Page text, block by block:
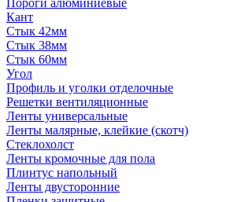
Пороги алюминиевые
Кант
Стык 42мм
Стык 38мм
Стык 60мм
Угол
Профиль и уголки отделочные
Решетки вентиляционные
Ленты универсальные
Ленты малярные, клейкие (скотч)
Стеклохолст
Ленты кромочные для пола
Плинтус напольный
Ленты двусторонние